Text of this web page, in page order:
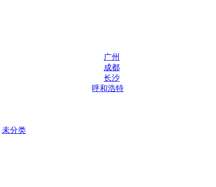
广州
成都
长沙
呼和浩特
未分类